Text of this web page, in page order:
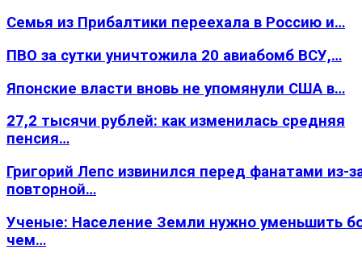
Семья из Прибалтики переехала в Россию и…
ПВО за сутки уничтожила 20 авиабомб ВСУ,…
Японские власти вновь не упомянули США в…
27,2 тысячи рублей: как изменилась средняя
пенсия…
Григорий Лепс извинился перед фанатами из-
повторной…
Ученые: Население Земли нужно уменьшить
чем…